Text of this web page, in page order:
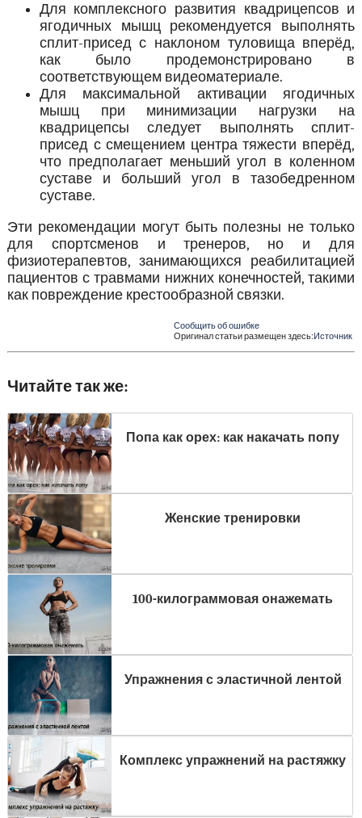
Для комплексного развития квадрицепсов и
ягодичных мышц рекомендуется выполнять
сплит-присед с наклоном туловища вперёд,
как было продемонстрировано в
соответствующем видеоматериале.
Для максимальной активации ягодичных
мышц при минимизации нагрузки на
квадрицепсы следует выполнять сплит-
присед с смещением центра тяжести вперёд,
что предполагает меньший угол в коленном
суставе и больший угол в тазобедренном
суставе.
Эти рекомендации могут быть полезны не только
для спортсменов и тренеров, но и для
физиотерапевтов, занимающихся реабилитацией
пациентов с травмами нижних конечностей, такими
как повреждение крестообразной связки.
Сообщить об ошибке
Оригинал статьи размещен здесь:Источник
Читайте так же:
Попа как орех: как накачать попу
Женские тренировки
100-килограммовая онажемать
Упражнения с эластичной лентой
Комплекс упражнений на растяжку